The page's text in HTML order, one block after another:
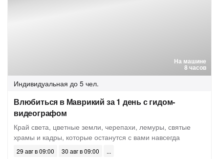
На машине
8 часов
Индивидуальная до 5 чел.
Влюбиться в Маврикий за 1 день с гидом-
видеографом
Край света, цветные земли, черепахи, лемуры, святые
храмы и кадры, которые останутся с вами навсегда
29 авг в 09:00
30 авг в 09:00